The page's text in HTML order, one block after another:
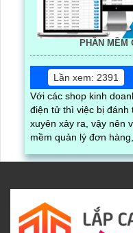
PHẦN MỀM
Lần xem: 2391
Với các shop kinh
điện tử thì việc bị đánh
xuyên xảy ra, vậy nên
mềm quản lý đơn
được ghi lại một cách